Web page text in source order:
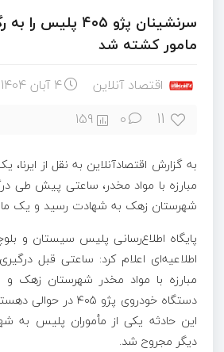
سرنشینان پژو ۴۰۵
مامور کشته شد
اقتصاد آنلاین 4 آبان 1404
11 ۰ 159
به گزارش اقتصادآنلاین به نقل از ایرنا،
مبارزه با مواد مخدر، ساعتی پیش طی
شهرستان زهک به شهادت رسید و یک
پایگاه اطلاع‌رسانی پلیس سیستان و
اطلاعیه‌ای اعلام کرد: ساعتی قبل
مبارزه با مواد مخدر شهرستان زهک
دستگاه خودروی پژو
این حادثه یکی از مأموران پلیس به
دیگر مجروح شد.